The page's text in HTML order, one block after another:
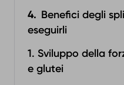
Benefici degli
eseguirli
1. Sviluppo della
e glutei